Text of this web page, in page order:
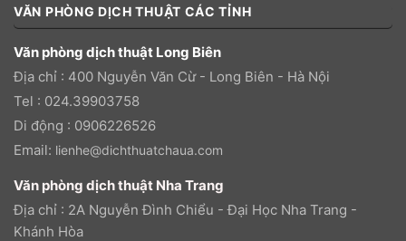
VĂN PHÒNG DỊCH THUẬT CÁC TỈNH
Văn phòng dịch thuật Long Biên
Địa chỉ : 400 Nguyễn Văn Cừ - Long Biên - Hà Nội
Tel : 024.39903758
Di động : 0906226526
Email: lienhe@dichthuatchaua.com
Văn phòng dịch thuật Nha Trang
Địa chỉ : 2A Nguyễn Đình Chiểu - Đại Học Nha Trang -
Khánh Hòa